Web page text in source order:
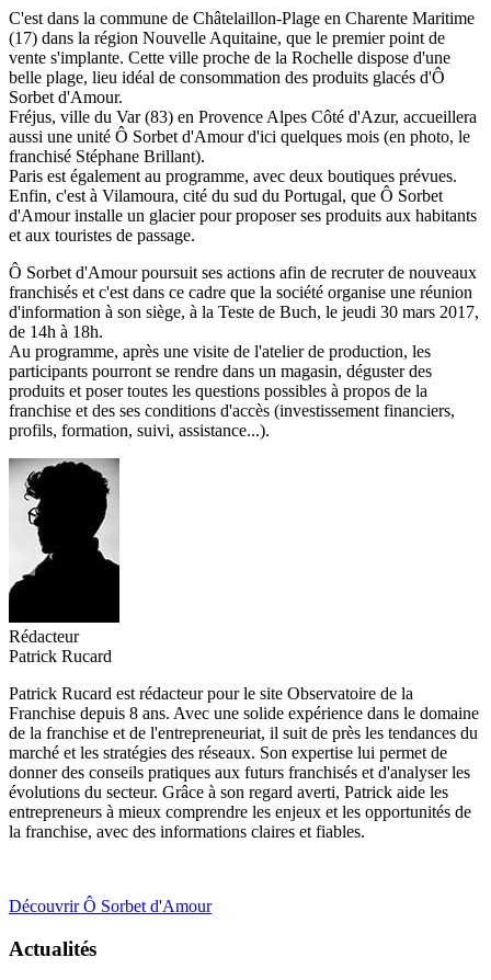
C'est dans la commune de Châtelaillon-Plage en Charente Maritime
(17) dans la région Nouvelle Aquitaine, que le premier point de
vente s'implante. Cette ville proche de la Rochelle dispose d'une
belle plage, lieu idéal de consommation des produits glacés d'Ô
Sorbet d'Amour.
Fréjus, ville du Var (83) en Provence Alpes Côté d'Azur, accueillera
aussi une unité Ô Sorbet d'Amour d'ici quelques mois (en photo, le
franchisé Stéphane Brillant).
Paris est également au programme, avec deux boutiques prévues.
Enfin, c'est à Vilamoura, cité du sud du Portugal, que Ô Sorbet
d'Amour installe un glacier pour proposer ses produits aux habitants
et aux touristes de passage.
Ô Sorbet d'Amour poursuit ses actions afin de recruter de nouveaux
franchisés et c'est dans ce cadre que la société organise une réunion
d'information à son siège, à la Teste de Buch, le jeudi 30 mars 2017,
de 14h à 18h.
Au programme, après une visite de l'atelier de production, les
participants pourront se rendre dans un magasin, déguster des
produits et poser toutes les questions possibles à propos de la
franchise et des ses conditions d'accès (investissement financiers,
profils, formation, suivi, assistance...).
Rédacteur
Patrick Rucard
Patrick Rucard est rédacteur pour le site Observatoire de la
Franchise depuis 8 ans. Avec une solide expérience dans le domaine
de la franchise et de l'entrepreneuriat, il suit de près les tendances du
marché et les stratégies des réseaux. Son expertise lui permet de
donner des conseils pratiques aux futurs franchisés et d'analyser les
évolutions du secteur. Grâce à son regard averti, Patrick aide les
entrepreneurs à mieux comprendre les enjeux et les opportunités de
la franchise, avec des informations claires et fiables.
Découvrir Ô Sorbet d'Amour
Actualités